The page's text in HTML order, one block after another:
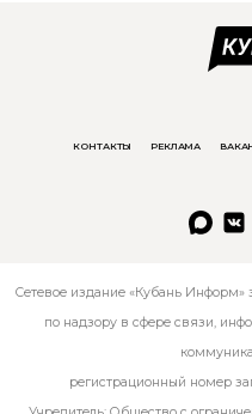
КОНТАКТЫ РЕКЛАМА
Сетевое издание «Кубань Информ»
по надзору в сфере связи,
регистрационный номер